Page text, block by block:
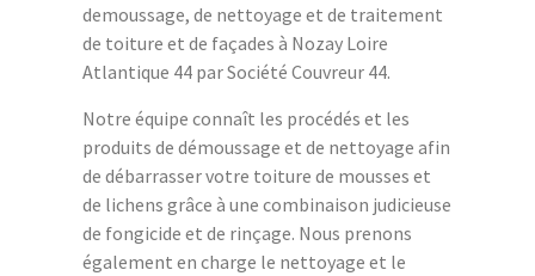
demoussage, de nettoyage et de traitement
de toiture et de façades à Nozay Loire
Atlantique 44 par Société Couvreur 44.
Notre équipe connaît les procédés et les
produits de démoussage et de nettoyage afin
de débarrasser votre toiture de mousses et
de lichens grâce à une combinaison judicieuse
de fongicide et de rinçage. Nous prenons
également en charge le nettoyage et le